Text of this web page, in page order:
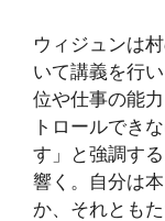
ウィジュンは
いて講義を行
位や仕事の能
トロールでき
す」と強調す
響く。自分は
か、それとも